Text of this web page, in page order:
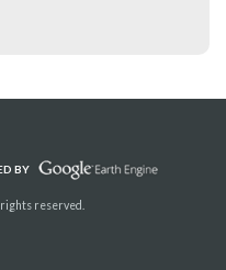
BY
reserved.